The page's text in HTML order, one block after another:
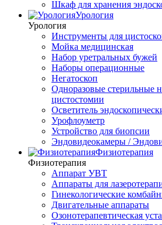
Шкаф для хранения
Урология
Урология
Инструменты для
Мойка медицинская
Набор уретральных бужей
Наборы операционные
Негатоскоп
Одноразовые стерильные
цистостомии
Осветитель
Урофлоуметр
Устройство для биопсии
Эндовидеокамеры /
Физиотерапия
Физиотерапия
Аппарат УВТ
Аппараты для
Гинекологические
Двигательные аппараты
Озонотерапевтическая